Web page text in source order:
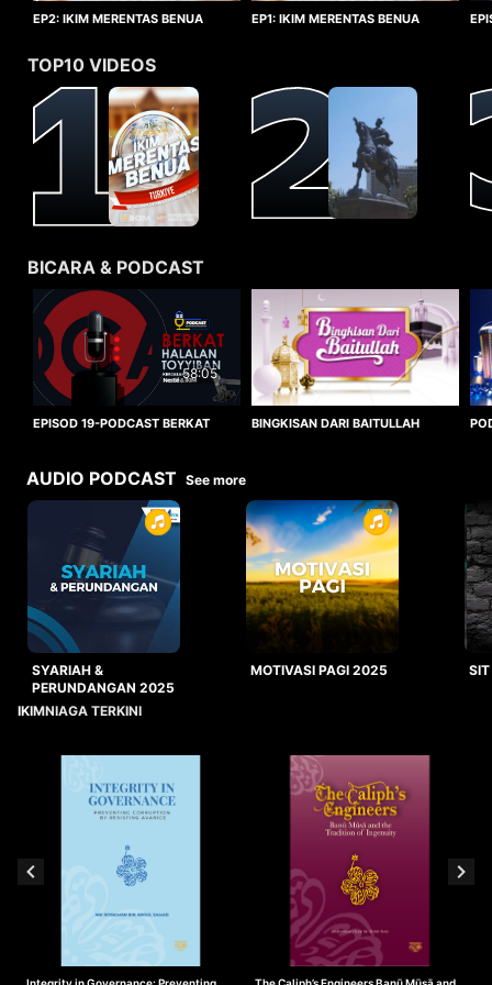
EP2: IKIM MERENTAS BENUA
EP1: IKIM MERENTAS BENUA
TOP10 VIDEOS
BICARA & PODCAST
58:05
EPISOD 19-PODCAST BERKAT
BINGKISAN DARI BAITULLAH
AUDIO PODCAST See more
SYARIAH &
PERUNDANGAN 2025
MOTIVASI PAGI 2025
IKIMNIAGA TERKINI